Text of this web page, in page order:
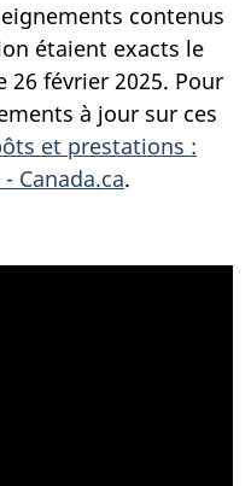
contenus
étaient exacts le
26 février 2025. Pour
à jour sur ces
et prestations :
Canada.ca.